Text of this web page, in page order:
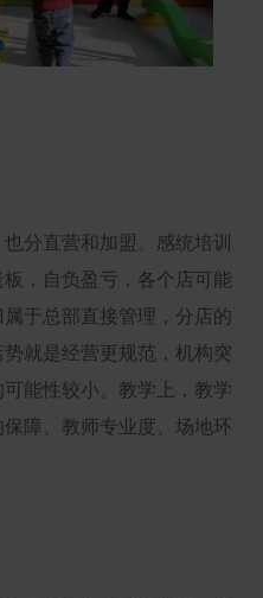
直营和加盟。感统培训
，自负盈亏，各个店可能
于总部直接管理，分店的
就是经营更规范，机构突
能性较小。教学上，教学
障、教师专业度、场地环